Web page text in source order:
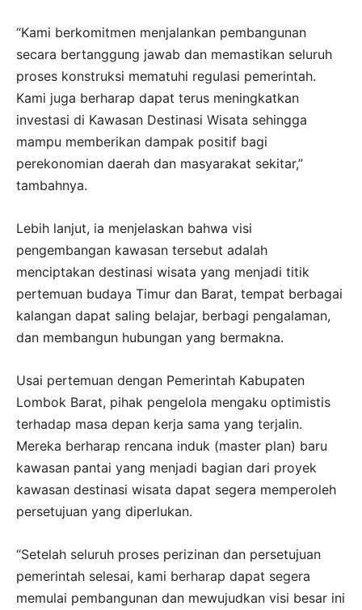
“Kami berkomitmen menjalankan pembangunan
secara bertanggung jawab dan memastikan seluruh
proses konstruksi mematuhi regulasi pemerintah.
Kami juga berharap dapat terus meningkatkan
investasi di Kawasan Destinasi Wisata sehingga
mampu memberikan dampak positif bagi
perekonomian daerah dan masyarakat sekitar,”
tambahnya.
Lebih lanjut, ia menjelaskan bahwa visi
pengembangan kawasan tersebut adalah
menciptakan destinasi wisata yang menjadi titik
pertemuan budaya Timur dan Barat, tempat berbagai
kalangan dapat saling belajar, berbagi pengalaman,
dan membangun hubungan yang bermakna.
Usai pertemuan dengan Pemerintah Kabupaten
Lombok Barat, pihak pengelola mengaku optimistis
terhadap masa depan kerja sama yang terjalin.
Mereka berharap rencana induk (master plan) baru
kawasan pantai yang menjadi bagian dari proyek
kawasan destinasi wisata dapat segera memperoleh
persetujuan yang diperlukan.
“Setelah seluruh proses perizinan dan persetujuan
pemerintah selesai, kami berharap dapat segera
memulai pembangunan dan mewujudkan visi besar ini